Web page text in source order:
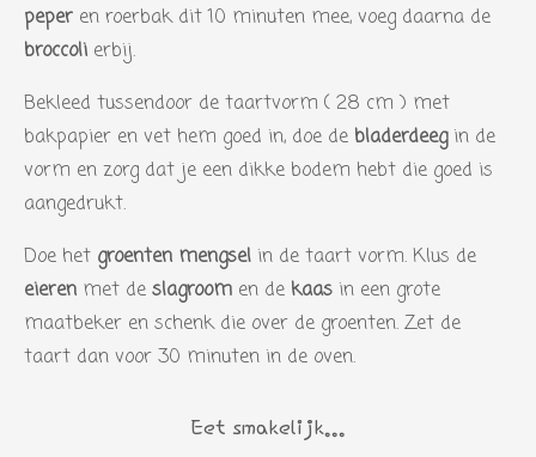
peper en roerbak dit 10 minuten mee, voeg daarna de
broccoli erbij.
Bekleed tussendoor de taartvorm ( 28 cm ) met
bakpapier en vet hem goed in, doe de bladerdeegin de
vorm en zorg dat je een dikke bodem hebt die goed is
aangedrukt.
Doe het groenten mengsel in de taart vorm. Klus de
eieren met de slagroom en de kaas in een grote
maatbeker en schenk die over de groenten. Zet de
taart dan voor 30 minuten in de oven.
Eet smakelijk...